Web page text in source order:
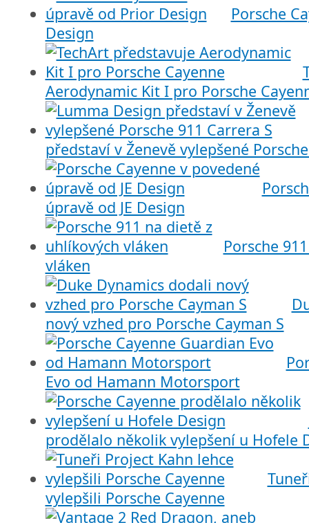
Porsche
Design
Aerodynamic Kit I pro Porsche
představí v Ženevě vylepšené
úpravě od JE Design
Porsche
vláken
nový vzhed pro Porsche Cayman S
Evo od Hamann Motorsport
prodělalo několik vylepšení u Hofele
vylepšili Porsche Cayenne